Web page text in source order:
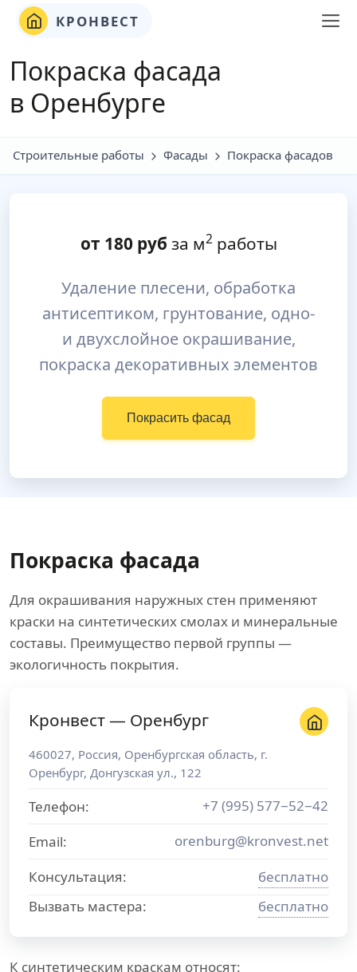
КРОНВЕСТ
Покраска фасада
в Оренбурге
Строительные работы Фасады Покраска фасадов
от 180руб за м2работы
Удаление плесени, обработка
антисептиком, грунтование, одно-
и двухслойное окрашивание,
покраска декоративных элементов
Покрасить фасад
Покраска фасада
Для окрашивания наружных стен применяют
краски на синтетических смолах и минеральные
составы. Преимущество первой группы —
экологичность покрытия.
К синтетическим краскам относят:
Кронвест — Оренбург
460027, Россия, Оренбургская область, г.
Оренбург, Донгузская ул., 122
Телефон:
+7 (995) 577−52−42
Email:
orenburg@kronvest.net
Консультация:
бесплатно
Вызвать мастера:
бесплатно